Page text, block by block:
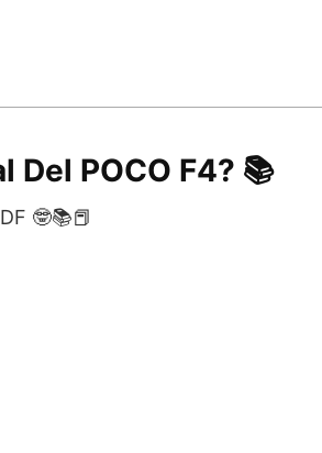
Del POCO F4? 📚